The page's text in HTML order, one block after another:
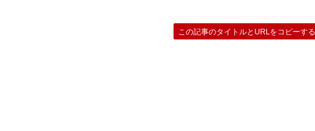
この記事のタイトルとURLをコピーする